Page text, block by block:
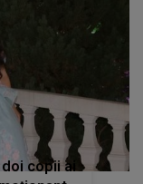
copii ai